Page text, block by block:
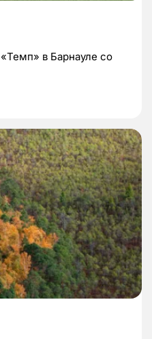
в Барнауле со